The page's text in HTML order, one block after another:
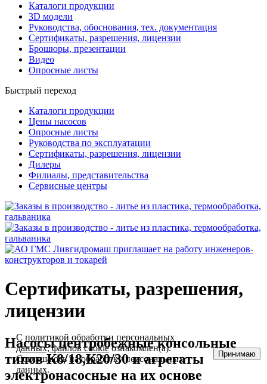
Каталоги продукции
3D модели
Руководства, обоснования, тех. документация
Сертификаты, разрешения, лицензии
Брошюры, презентации
Видео
Опросные листы
Быстрый переход
Каталоги продукции
Цены насосов
Опросные листы
Руководства по эксплуатации
Сертификаты, разрешения, лицензии
Дилеры
Филиалы, представительства
Сервисные центры
Сертификаты, разрешения,
лицензии
Насосы центробежные консольные
типов К8/18,К20/30 и агрегаты
электронасосные на их основе
Сполитикой обработки персональных
данных, файлов cookieознакомлен(а).
Соглашаюсь на обработку персональных
данных.
Принимаю